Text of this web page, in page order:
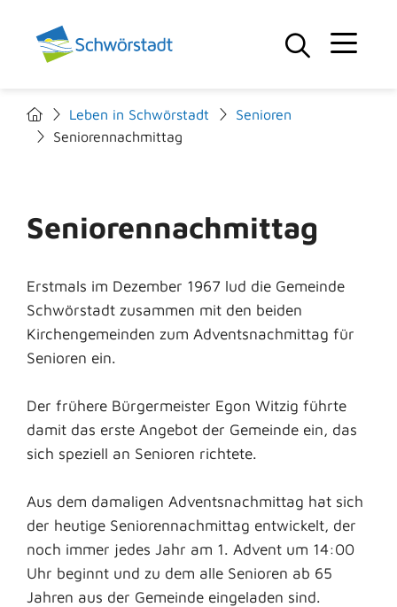
Leben in Schwörstadt
Senioren
Seniorennachmittag
Seniorennachmittag
Erstmals im Dezember 1967 lud die Gemeinde
Schwörstadt zusammen mit den beiden
Kirchengemeinden zum Adventsnachmittag für
Senioren ein.
Der frühere Bürgermeister Egon Witzig führte
damit das erste Angebot der Gemeinde ein, das
sich speziell an Senioren richtete.
Aus dem damaligen Adventsnachmittag hat sich
der heutige Seniorennachmittag entwickelt, der
noch immer jedes Jahr am 1. Advent um 14:00
Uhr beginnt und zu dem alle Senioren ab 65
Jahren aus der Gemeinde eingeladen sind.